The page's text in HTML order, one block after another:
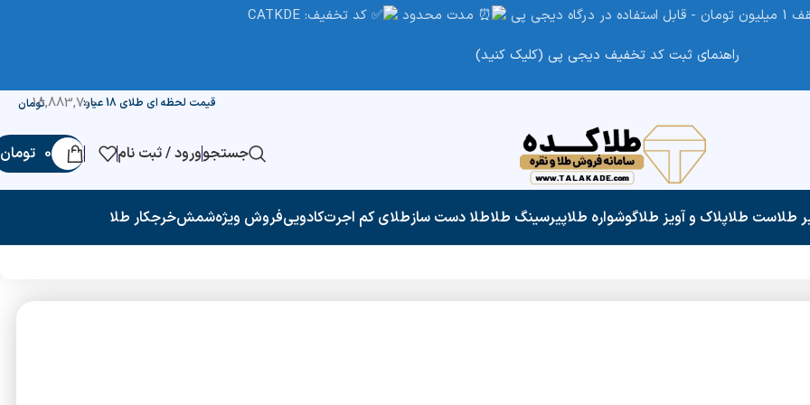
مدت محدود
کد تخفیف: CATKDE
راهنمای ثبت کد تخفیف دیجی پی (کلیک کنید)
تومان18,883,700 قیمت لحظه ای طلای 18 عیار:
جستجوورود / ثبت نام 0 تومان
طلاست طلاپلاک و آویز طلاگوشواره طلاپیرسینگ طلاطلا دست سازطلای کم اجرتکادوییفروش ویژهشمشخرجکار طلا